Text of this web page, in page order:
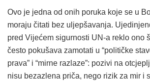
Ovo je jedna od onih poruka koje se u
moraju čitati bez uljepšavanja.
pred Vijećem sigurnosti UN-a reklo ono
često pokušava zamotati u “političke
prava” i “mirne razlaze”: pozivi na
nisu bezazlena priča, nego rizik za mir i